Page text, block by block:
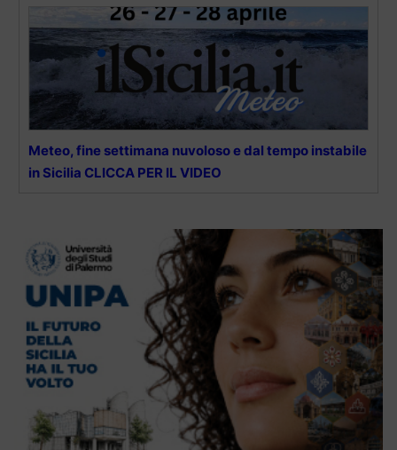
Meteo, fine settimana nuvoloso e dal tempo instabile
in Sicilia CLICCA PER IL VIDEO